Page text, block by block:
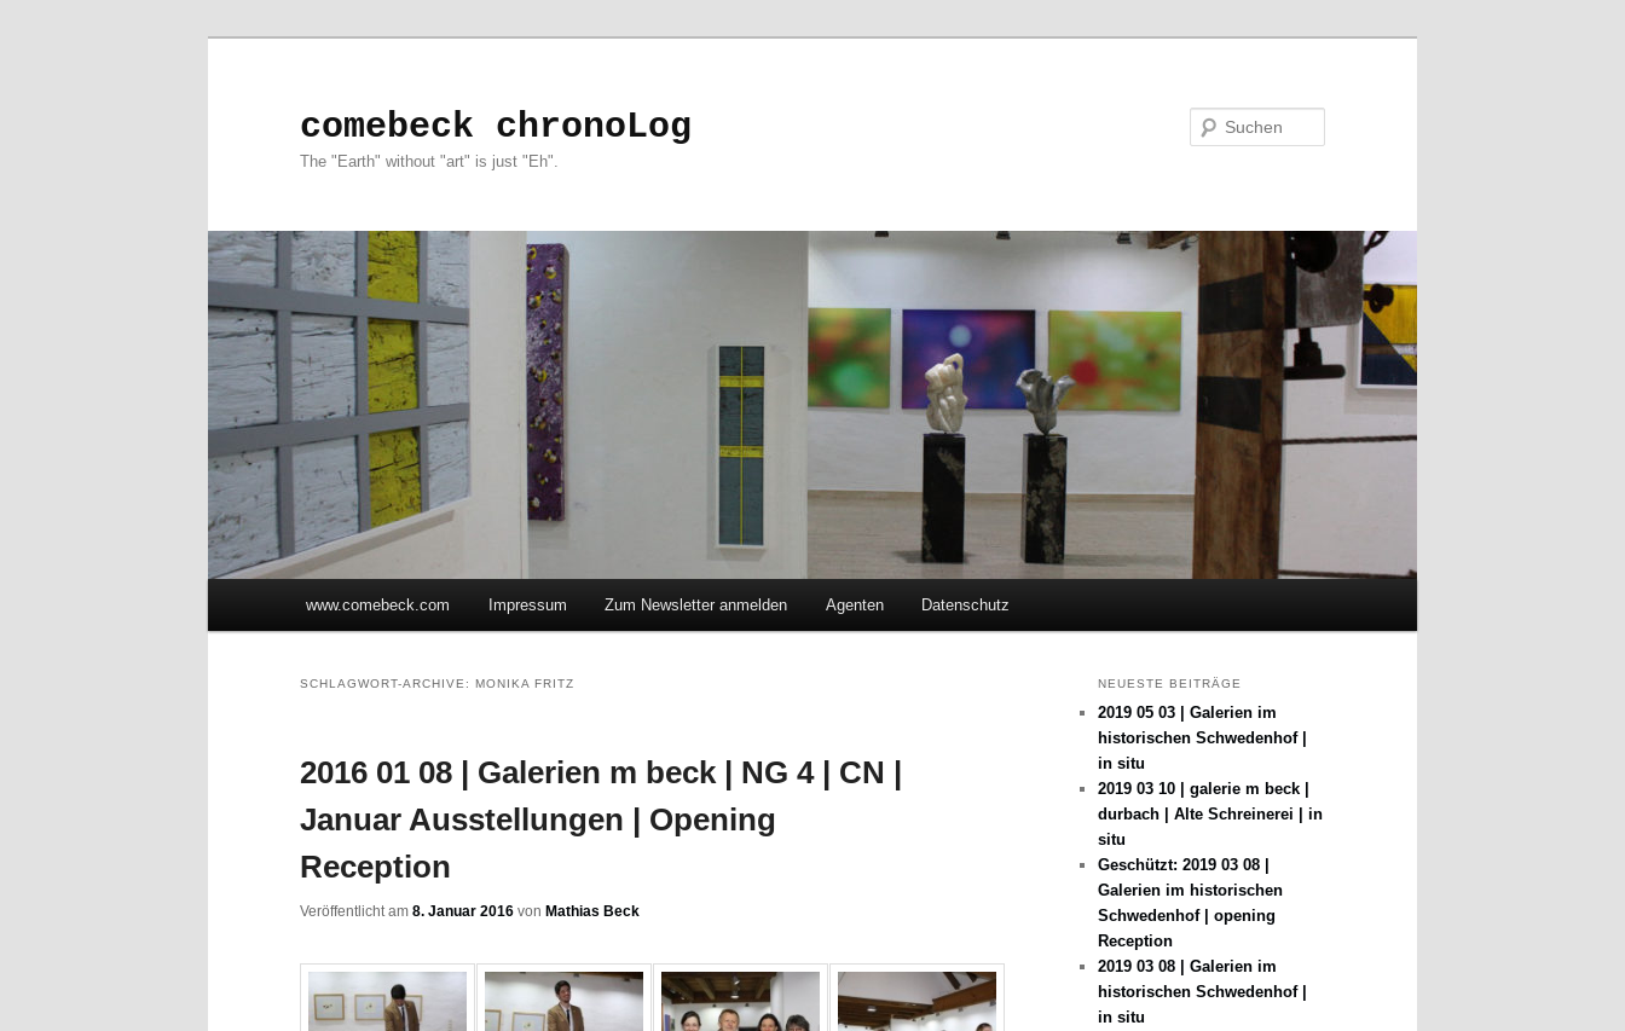
comebeck chronoLog
The "Earth" without "art" is just "Eh".
Zum Inhalt wechseln
Zum sekundären Inhalt wechseln
www.comebeck.com Impressum Zum Newsletter anmelden Agenten Datenschutz
SCHLAGWORT-ARCHIVE: MONIKA FRITZ
2016 01 08 | Galerien m beck | NG 4 | CN |
Januar Ausstellungen | Opening
Reception
Veröffentlicht am 8. Januar 2016 von Mathias Beck
NEUESTE BEITRÄGE
2019 05 03 | Galerien im
historischen Schwedenhof |
in situ
2019 03 10 | galerie m beck |
durbach | Alte Schreinerei | in
situ
Geschützt: 2019 03 08 |
Galerien im historischen
Schwedenhof | opening
Reception
2019 03 08 | Galerien im
historischen Schwedenhof |
in situ